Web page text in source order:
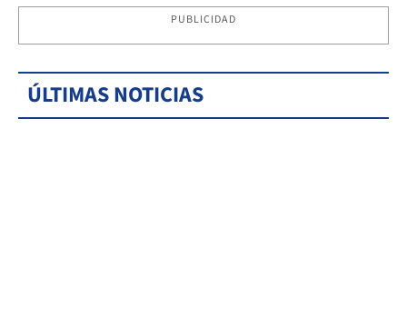
PUBLICIDAD
ÚLTIMAS NOTICIAS